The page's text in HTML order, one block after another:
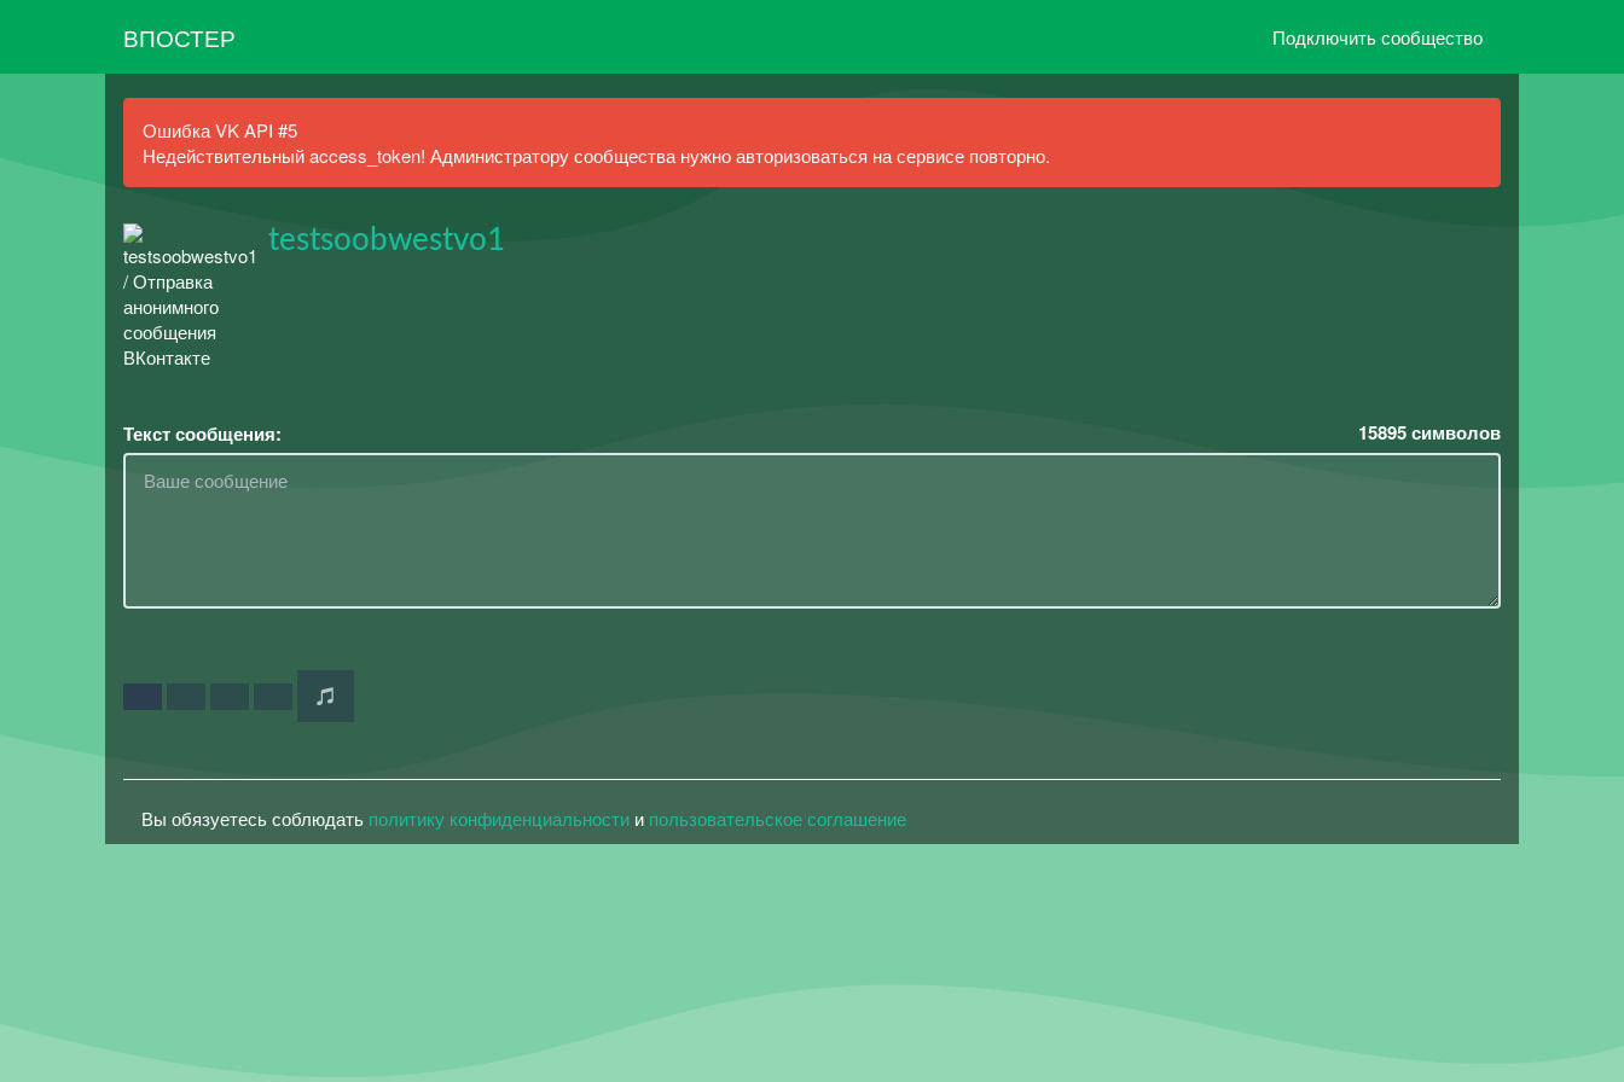
ВПОСТЕР Подключить сообщество
Ошибка VK API #5
Недействительный access_token! Администратору сообщества нужно авторизоваться на сервисе повторно.
testsoobwestvo1
Текст сообщения: 15895символов
Вы обязуетесь соблюдать политику конфиденциальности и пользовательское соглашение